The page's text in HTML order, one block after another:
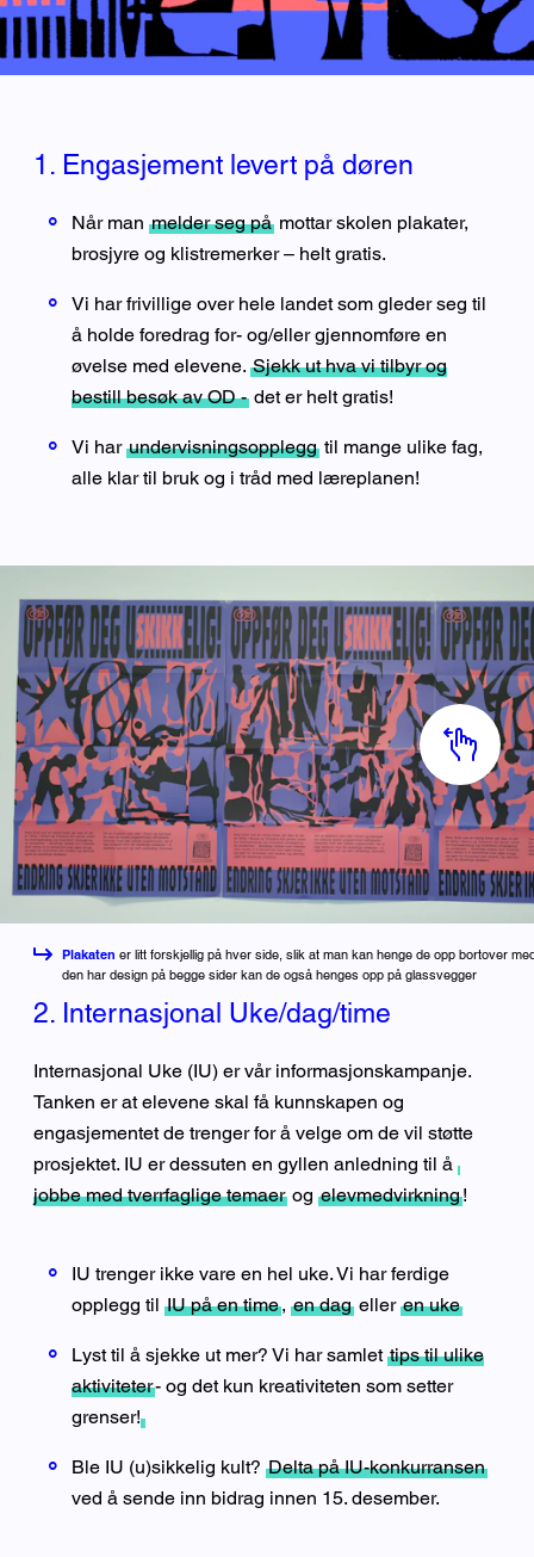
1. Engasjement levert på døren
Når man melder seg på mottar skolen plakater,
brosjyre og klistremerker – helt gratis.
Vi har frivillige over hele landet som gleder seg til
å holde foredrag for- og/eller gjennomføre en
øvelse med elevene. Sjekk ut hva vi tilbyr og
bestill besøk av OD - det er helt gratis!
Vi har undervisningsopplegg til mange ulike fag,
alle klar til bruk og i tråd med læreplanen!
Plakaten er litt forskjellig på hver side, slik at man kan henge de opp bortover
den har design på begge sider kan de også henges opp på glassvegger
2. Internasjonal Uke/dag/time
Internasjonal Uke (IU) er vår informasjonskampanje.
Tanken er at elevene skal få kunnskapen og
engasjementet de trenger for å velge om de vil støtte
prosjektet. IU er dessuten en gyllen anledning til å
jobbe med tverrfaglige temaer og elevmedvirkning!
IU trenger ikke vare en hel uke. Vi har ferdige
opplegg til IU på en time, en dag eller en uke
Lyst til å sjekke ut mer? Vi har samlet tips til ulike
aktiviteter- og det kun kreativiteten som setter
grenser!
Ble IU (u)sikkelig kult? Delta på IU-konkurransen
ved å sende inn bidrag innen 15. desember.